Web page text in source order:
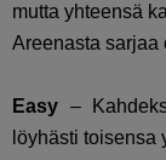
mutta yhteensä
Areenasta sarjaa
Easy –
löyhästi toisensa